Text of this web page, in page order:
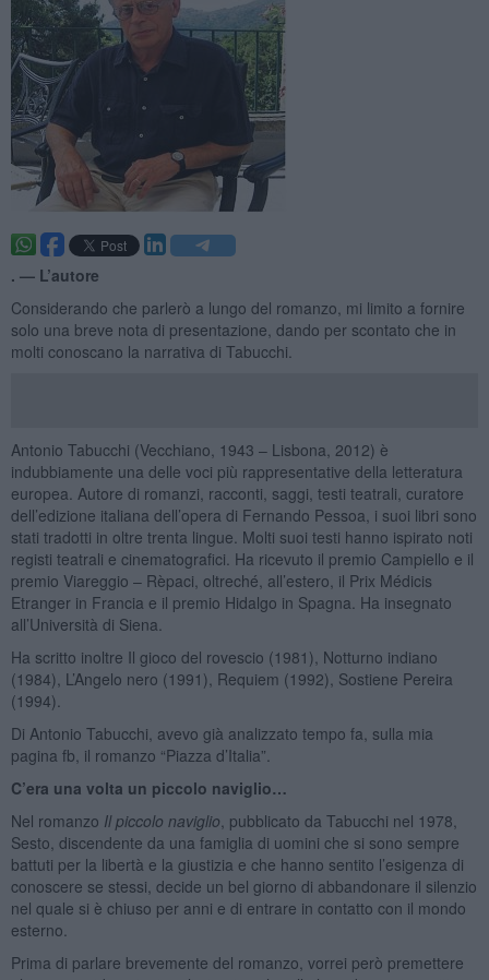
. — L’autore
Considerando che parlerò a lungo del romanzo, mi limito a fornire
solo una breve nota di presentazione, dando per scontato che in
molti conoscano la narrativa di Tabucchi.
Antonio Tabucchi (Vecchiano, 1943 – Lisbona, 2012) è
indubbiamente una delle voci più rappresentative della letteratura
europea. Autore di romanzi, racconti, saggi, testi teatrali, curatore
dell’edizione italiana dell’opera di Fernando Pessoa, i suoi libri sono
stati tradotti in oltre trenta lingue. Molti suoi testi hanno ispirato noti
registi teatrali e cinematografici. Ha ricevuto il premio Campiello e il
premio Viareggio – Rèpaci, oltreché, all’estero, il Prix Médicis
Etranger in Francia e il premio Hidalgo in Spagna. Ha insegnato
all’Università di Siena.
Ha scritto inoltre Il gioco del rovescio (1981), Notturno indiano
(1984), L’Angelo nero (1991), Requiem (1992), Sostiene Pereira
(1994).
Di Antonio Tabucchi, avevo già analizzato tempo fa, sulla mia
pagina fb, il romanzo “Piazza d’Italia”.
C’era una volta un piccolo naviglio…
Nel romanzo Il piccolo naviglio , pubblicato da Tabucchi nel 1978,
Sesto, discendente da una famiglia di uomini che si sono sempre
battuti per la libertà e la giustizia e che hanno sentito l’esigenza di
conoscere se stessi, decide un bel giorno di abbandonare il silenzio
nel quale si è chiuso per anni e di entrare in contatto con il mondo
esterno.
Prima di parlare brevemente del romanzo, vorrei però premettere